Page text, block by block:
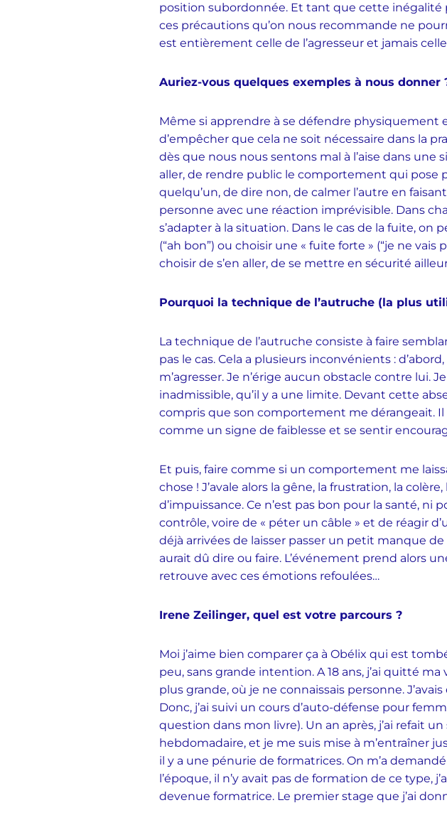
position subordonnée. Et tant que cette
ces précautions qu’on nous recommande ne
est entièrement celle de l’agresseur et jamais
Auriez-vous quelques exemples à nous donner
Même si apprendre à se défendre physiquement
d’empêcher que cela ne soit nécessaire dans la
dès que nous nous sentons mal à l’aise dans une
aller, de rendre public le comportement qui pose
quelqu’un, de dire non, de calmer l’autre en
personne avec une réaction imprévisible. Dans
s’adapter à la situation. Dans le cas de la fuite, on
(“ah bon”) ou choisir une « fuite forte » (“je ne vais
choisir de s’en aller, de se mettre en sécurité
Pourquoi la technique de l’autruche (la plus
La technique de l’autruche consiste à faire
pas le cas. Cela a plusieurs inconvénients :
m’agresser. Je n’érige aucun obstacle contre
inadmissible, qu’il y a une limite. Devant cette
compris que son comportement me dérangeait.
comme un signe de faiblesse et se sentir
Et puis, faire comme si un comportement me
chose ! J’avale alors la gêne, la frustration, la
d’impuissance. Ce n’est pas bon pour la santé, ni
contrôle, voire de « péter un câble » et de réagir
déjà arrivées de laisser passer un petit manque
aurait dû dire ou faire. L’événement prend alors
retrouve avec ces émotions refoulées…
Irene Zeilinger, quel est votre parcours ?
Moi j’aime bien comparer ça à Obélix qui est
peu, sans grande intention. A 18 ans, j’ai quitté
plus grande, où je ne connaissais personne.
Donc, j’ai suivi un cours d’auto-défense pour
question dans mon livre). Un an après, j’ai refait
hebdomadaire, et je me suis mise à m’entraîner
il y a une pénurie de formatrices. On m’a
l’époque, il n’y avait pas de formation de ce type,
devenue formatrice. Le premier stage que j’ai